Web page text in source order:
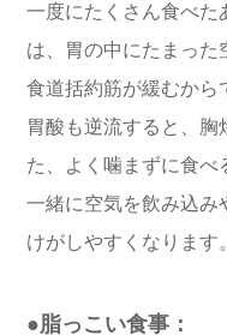
一度にたくさん食べた
は、胃の中にたまった
食道括約筋が緩むから
胃酸も逆流すると、胸
た、よく噛まずに食べ
一緒に空気を飲み込み
けがしやすくなります。
●脂っこい食事：